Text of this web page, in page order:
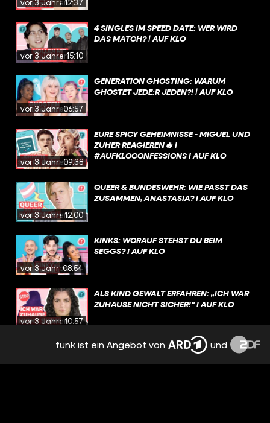
vor 3 Jahren12:37
vor 3 Jahren15:10
4 SINGLES IM SPEED DATE: WER WIRD
DAS MATCH? | AUF KLO
vor 3 Jahren06:57
GENERATION GHOSTING: WARUM
GHOSTET JEDE:R JEDEN?! | AUF KLO
vor 3 Jahren09:38
EURE SPICY GEHEIMNISSE - MIGUEL UND
ZUHER REAGIEREN🔥 I
#AUFKLOCONFESSIONS I AUF KLO
vor 3 Jahren12:00
QUEER & BUNDESWEHR: WIE PASST DAS
ZUSAMMEN, ANASTASIA? I AUF KLO
vor 3 Jahren08:54
KINKS: WORAUF STEHST DU BEIM
SEGGS? I AUF KLO
vor 3 Jahren10:57
ALS KIND GEWALT ERFAHREN: „ICH WAR
ZUHAUSE NICHT SICHER!" I AUF KLO
EURE BEICHTEN - WIR REAGIEREN! I
#AUFKLOCONFESSIONS I AUF KLO
funk ist ein Angebot von und